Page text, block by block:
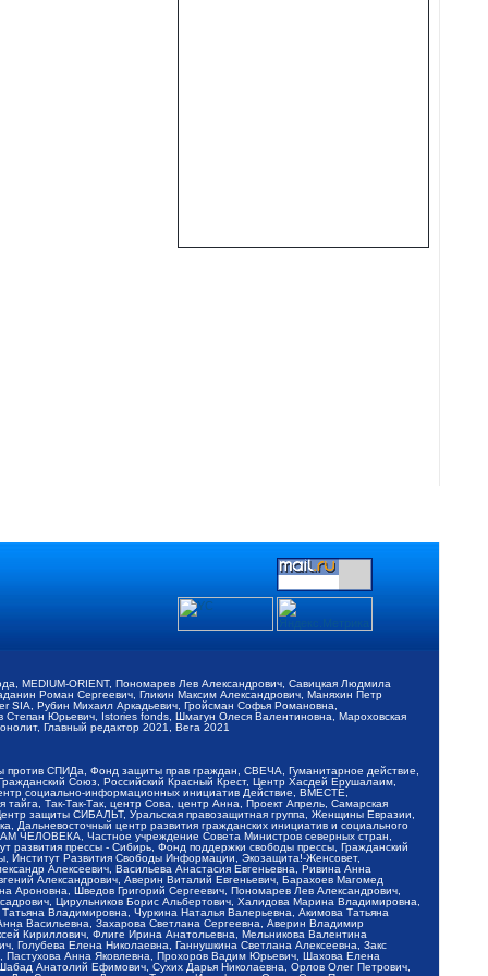
MEDIUM-ORIENT, Пономарев Лев Александрович, Савицкая Людмила
Роман Сергеевич, Гликин Максим Александрович, Маняхин Петр
Рубин Михаил Аркадьевич, Гройсман Софья Романовна,
Юрьевич, Istories fonds, Шмагун Олеся Валентиновна, Мароховская
Главный редактор 2021, Вега 2021
СПИДа, Фонд защиты прав граждан, СВЕЧА, Гуманитарное действие,
Союз, Российский Красный Крест, Центр Хасдей Ерушалаим,
социально-информационных инициатив Действие, ВМЕСТЕ,
Так-Так-Так, центр Сова, центр Анна, Проект Апрель, Самарская
защиты СИБАЛЬТ, Уральская правозащитная группа, Женщины Евразии,
Дальневосточный центр развития гражданских инициатив и социального
ЧЕЛОВЕКА, Частное учреждение Совета Министров северных стран,
прессы - Сибирь, Фонд поддержки свободы прессы, Гражданский
Институт Развития Свободы Информации, Экозащита!-Женсовет,
Алексеевич, Васильева Анастасия Евгеньевна, Ривина Анна
Александрович, Аверин Виталий Евгеньевич, Барахоев Магомед
Шведов Григорий Сергеевич, Пономарев Лев Александрович,
Цирульников Борис Альбертович, Халидова Марина Владимировна,
Владимировна, Чуркина Наталья Валерьевна, Акимова Татьяна
Васильевна, Захарова Светлана Сергеевна, Аверин Владимир
Кириллович, Флиге Ирина Анатольевна, Мельникова Валентина
Елена Николаевна, Ганнушкина Светлана Алексеевна, Закс
Анна Яковлевна, Прохоров Вадим Юрьевич, Шахова Елена
Анатолий Ефимович, Сухих Дарья Николаевна, Орлов Олег Петрович,